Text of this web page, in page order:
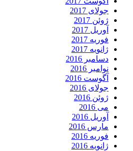
جولای 2017
ژوئن 2017
آوریل 2017
فوریه 2017
ژانویه 2017
دسامبر 2016
نوامبر 2016
آگوست 2016
جولای 2016
ژوئن 2016
می 2016
آوریل 2016
مارس 2016
فوریه 2016
ژانویه 2016